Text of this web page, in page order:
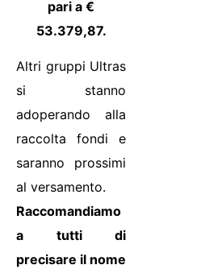
pari a €
53.379,87.
Altri gruppi Ultras
si stanno
adoperando alla
raccolta fondi e
saranno prossimi
al versamento.
Raccomandiamo
a tutti di
precisare il nome